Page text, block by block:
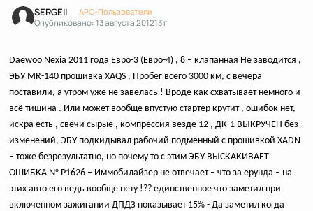
SERGEII APC-Пользователи
Опубликовано:13 августа 201213 г
Daewoo Nexia 2011 года Евро-3 (Евро-4) , 8 – клапанная Не заводится ,
ЭБУ MR-140 прошивка XAQS , Пробег всего 3000 км, с вечера
поставили, а утром уже не завелась ! Вроде как схватывает немного и
всё тишина . Или может вообще впустую стартер крутит , ошибок нет,
искра есть , свечи сырые , компрессия везде 12 , ДК-1 ВЫКРУЧЕН без
изменений, ЭБУ подкидывал рабочий подменный с прошивкой XADN
– тоже безрезультатно, но почему то с этим ЭБУ ВЫСКАКИВАЕТ
ОШИБКА № P1626 – Иммобилайзер не отвечает – что за ерунда – на
этих авто его ведь вообще нету !?? единственное что заметил при
включенном зажигании ДПДЗ показывает 15% - Да заметил когда